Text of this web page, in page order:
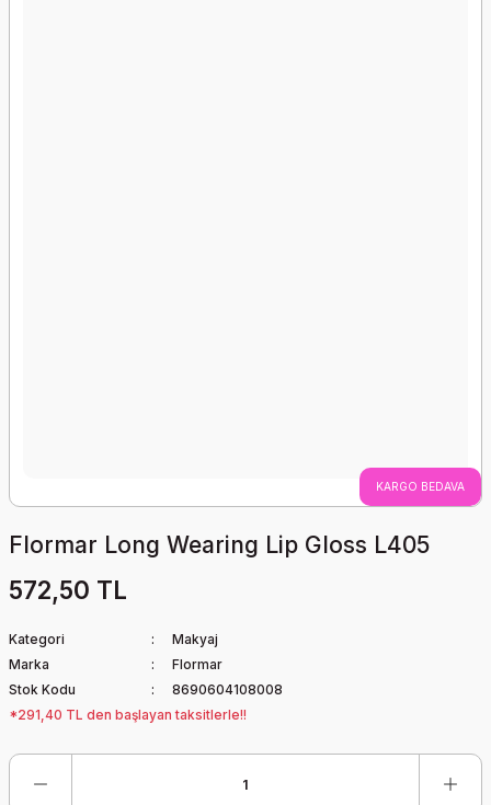
KARGO BEDAVA
Flormar Long Wearing Lip Gloss L405
572,50 TL
Kategori
Makyaj
Marka
Flormar
Stok Kodu
8690604108008
*291,40 TL den başlayan taksitlerle!!